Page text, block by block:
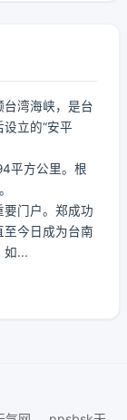
湾海峡，是台
立的“安平
平方公里。根
门户。郑成功
今日成为台南
如...